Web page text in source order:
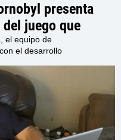
presenta
juego que
en tus manos
el equipo de
el desarrollo